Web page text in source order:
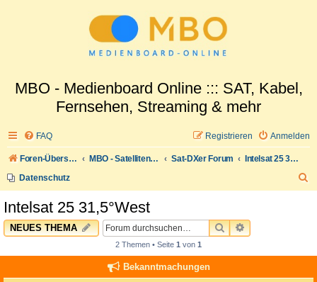
MBO - Medienboard Online ::: SAT, Kabel,
Fernsehen, Streaming & mehr
FAQ Anmelden
Registrieren
Foren-Übersicht MBO - Satellitenwelt Sat-DXer Forum
Intelsat 25 31,5°West
Datenschutz
Intelsat 25 31,5°West
NEUES THEMA SUCHEERWEITERTE
2 Themen • Seite 1 von 1
Bekanntmachungen